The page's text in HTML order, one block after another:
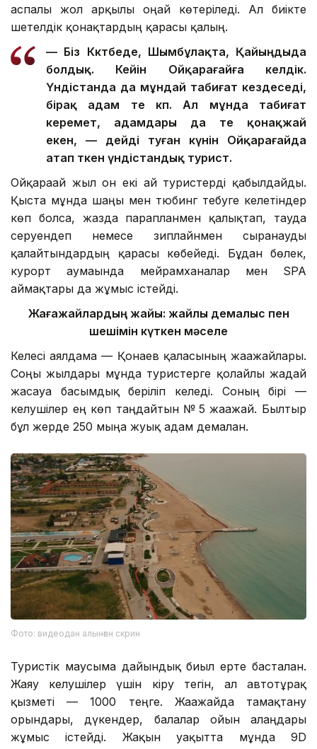
аспалы жол арқылы оңай көтеріледі. Ал биікте
шетелдік қонақтардың қарасы қалың.
— Біз Көктөбеде, Шымбұлақта, Қайыңдыда
болдық. Кейін Ойқарағайға келдік.
Үндістанда да мұндай табиғат кездеседі,
бірақ адам өте көп. Ал мұнда табиғат
керемет, адамдары да өте қонақжай
екен, — дейді туған күнін Ойқарағайда
атап өткен үндістандық турист.
Ойқарағай жыл он екі ай туристерді қабылдайды.
Қыста мұнда шаңғы мен тюбинг тебуге келетіндер
көп болса, жазда парапланмен қалықтап, тауда
серуендеп немесе зиплайнмен сырғанауды
қалайтындардың қарасы көбейеді. Бұдан бөлек,
курорт аумағында мейрамханалар мен SPA
аймақтары да жұмыс істейді.
Жағажайлардың жайы: жайлы демалыс пен
шешімін күткен мәселе
Келесі аялдама — Қонаев қаласының жағажайлары.
Соңғы жылдары мұнда туристерге қолайлы жағдай
жасауға басымдық беріліп келеді. Соның бірі —
келушілер ең көп таңдайтын № 5 жағажай. Былтыр
бұл жерде 250 мыңға жуық адам демалған.
Фото: видеодан алынған скрин
Туристік маусымға дайындық биыл ерте басталған.
Жаяу келушілер үшін кіру тегін, ал автотұрақ
қызметі — 1000 теңге. Жағажайда тамақтану
орындары, дүкендер, балалар ойын алаңдары
жұмыс істейді. Жақын уақытта мұнда 9D